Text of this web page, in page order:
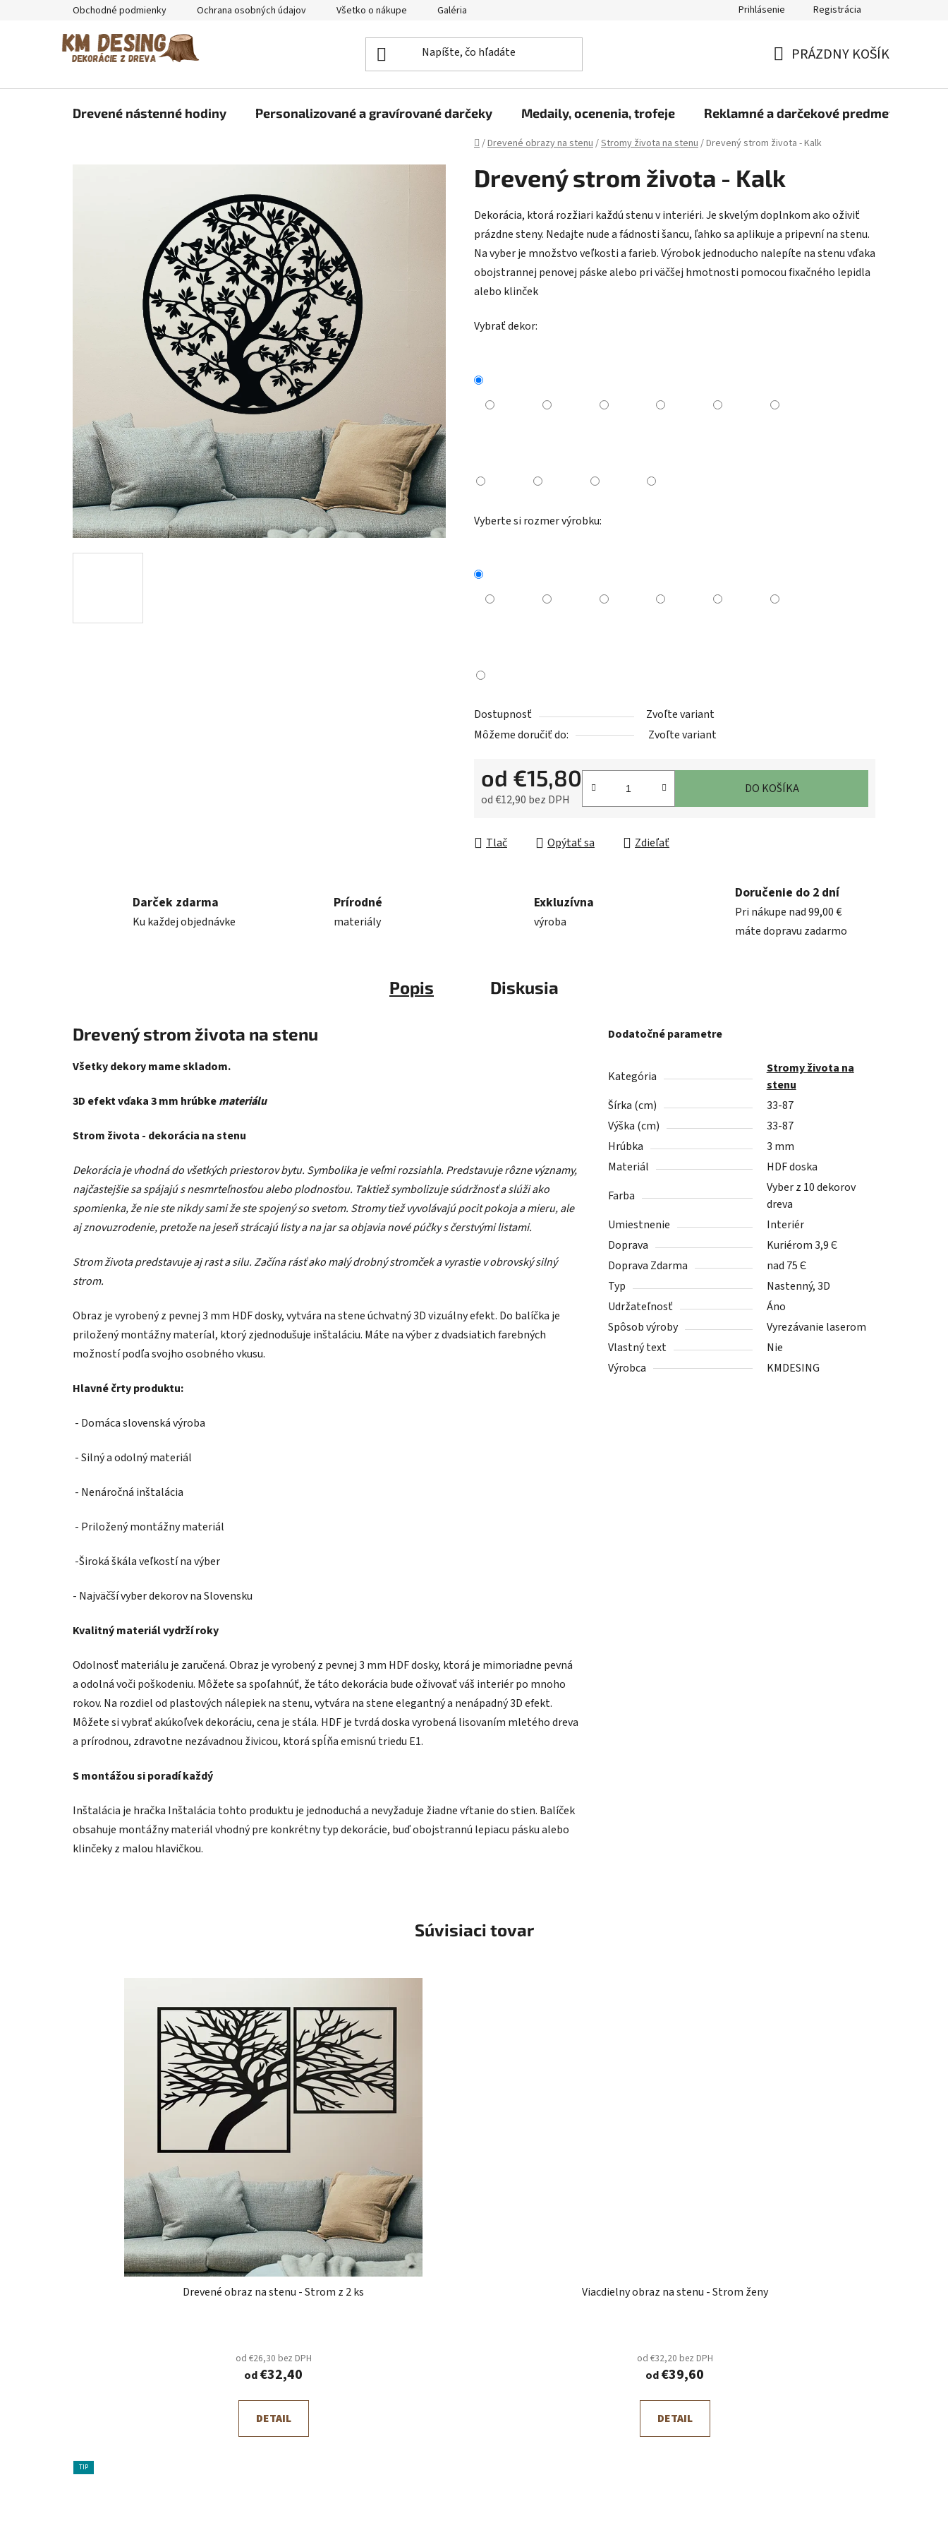
Obchodné podmienky Ochrana osobných údajov Všetko o nákupe Galéria Formulár na odstúpenie od zmluvy O nás
Prihlásenie Registrácia
KOŠÍK
PRÁZDNY KOŠÍK
Drevené nástenné hodiny Personalizované a gravírované darčeky Medaily, ocenenia, trofeje Reklamné a darčekové predmety
Domov
/Drevené obrazy na stenu/Stromy života na stenu/Drevený strom života - Kalk
Drevený strom života - Kalk
Dekorácia, ktorá rozžiari každú stenu v interiéri. Je skvelým doplnkom ako oživiť
prázdne steny. Nedajte nude a fádnosti šancu, ľahko sa aplikuje a pripevní na stenu.
Na vyber je množstvo veľkosti a farieb. Výrobok jednoducho nalepíte na stenu vďaka
obojstrannej penovej páske alebo pri väčšej hmotnosti pomocou fixačného lepidla
alebo klinček
Vybrať dekor:
Vyberte si rozmer výrobku:
Dostupnosť
Zvoľte variant
Môžeme doručiť do:
Zvoľte variant
od €15,80
od€12,90 bez DPH
DO KOŠÍKA
Tlač Opýtať sa Zdieľať
Darček zdarma
Ku každej objednávke
Prírodné
materiály
Exkluzívna
výroba
Doručenie do 2 dní
Pri nákupe nad 99,00 €
máte dopravu zadarmo
Popis Diskusia
Drevený strom života na stenu
Všetky dekory mame skladom.
3D efekt vďaka 3 mm hrúbkemateriálu
Strom života - dekorácia na stenu
Dekorácia je vhodná do všetkých priestorov bytu. Symbolika je veľmi rozsiahla. Predstavuje rôzne významy,
najčastejšie sa spájajú s nesmrteľnosťou alebo plodnosťou. Taktiež symbolizuje súdržnosť a slúži ako
spomienka, že nie ste nikdy sami že ste spojený so svetom. Stromy tiež vyvolávajú pocit pokoja a mieru, ale
aj znovuzrodenie, pretože na jeseň strácajú listy a na jar sa objavia nové púčky s čerstvými listami.
Strom života predstavuje aj rast a silu. Začína rásť ako malý drobný stromček a vyrastie v obrovský silný
strom.
Obraz je vyrobený z pevnej 3 mm HDF dosky, vytvára na stene úchvatný 3D vizuálny efekt. Do balíčka je
priložený montážny materíal, ktorý zjednodušuje inštaláciu. Máte na výber z dvadsiatich farebných
možností podľa svojho osobného vkusu.
Hlavné črty produktu:
- Domáca slovenská výroba
- Silný a odolný materiál
- Nenáročná inštalácia
- Priložený montážny materiál
-Široká škála veľkostí na výber
- Najväčší vyber dekorov na Slovensku
Kvalitný materiál vydrží roky
Odolnosť materiálu je zaručená. Obraz je vyrobený z pevnej 3 mm HDF dosky, ktorá je mimoriadne pevná
a odolná voči poškodeniu. Môžete sa spoľahnúť, že táto dekorácia bude oživovať váš interiér po mnoho
rokov. Na rozdiel od plastových nálepiek na stenu, vytvára na stene elegantný a nenápadný 3D efekt.
Môžete si vybrať akúkoľvek dekoráciu, cena je stála. HDF je tvrdá doska vyrobená lisovaním mletého dreva
a prírodnou, zdravotne nezávadnou živicou, ktorá spĺňa emisnú triedu E1.
S montážou si poradí každý
Inštalácia je hračka Inštalácia tohto produktu je jednoduchá a nevyžaduje žiadne vŕtanie do stien. Balíček
obsahuje montážny materiál vhodný pre konkrétny typ dekorácie, buď obojstrannú lepiacu pásku alebo
klinčeky z malou hlavičkou.
Dodatočné parametre
Kategória
Stromy života na
stenu
Šírka (cm)
33-87
Výška (cm)
33-87
Hrúbka
3 mm
Materiál
HDF doska
Farba
Vyber z 10 dekorov
dreva
Umiestnenie
Interiér
Doprava
Kuriérom 3,9 Є
Doprava Zdarma
nad 75 Є
Typ
Nastenný, 3D
Udržateľnosť
Áno
Spôsob výroby
Vyrezávanie laserom
Vlastný text
Nie
Výrobca
KMDESING
Súvisiaci tovar
Drevené obraz na stenu - Strom z 2 ks
od €26,30 bez DPH
od€32,40
DETAIL
Viacdielny obraz na stenu - Strom ženy
od €32,20 bez DPH
od€39,60
DETAIL
TIP